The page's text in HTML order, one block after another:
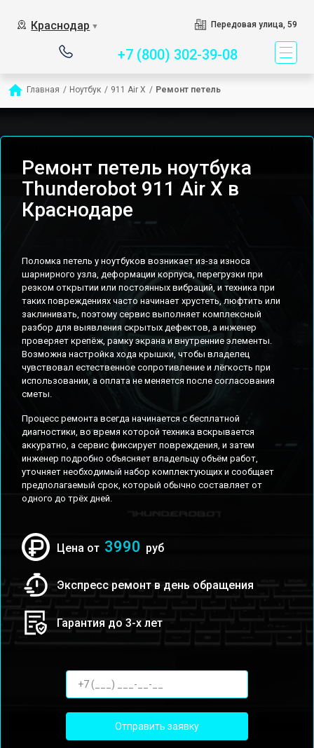
Краснодар ▼ Передовая улица, 59
+7 (800) 302-39-08
Главная / Ноутбук / 911 Air X / Ремонт петель
Ремонт петель ноутбука
Thunderobot 911 Air X в
Краснодаре
Поломка петель у ноутбуков возникает из-за износа
шарнирного узла, деформации корпуса, перегрузки при
резком открытии или постоянных вибраций, и техника при
таких повреждениях часто начинает хрустеть, люфтить или
заклинивать, поэтому сервис выполняет комплексный
разбор для выявления скрытых дефектов, а инженер
проверяет крепёж, рамку экрана и внутренние элементы.
Возможна настройка хода крышки, чтобы владелец
чувствовал естественное сопротивление и лёгкость при
использовании, а оплата не меняется после согласования
сметы.
Процесс ремонта всегда начинается с бесплатной
диагностики, во время которой техника вскрывается
аккуратно, а сервис фиксирует повреждения, и затем
инженер подробно объясняет владельцу объём работ,
уточняет необходимый набор комплектующих и сообщает
предполагаемый срок, который обычно составляет от
одного до трёх дней.
Цена от 3990 руб
Экспресс ремонт в день обращения
Гарантия до 3-х лет
Отправить заявку